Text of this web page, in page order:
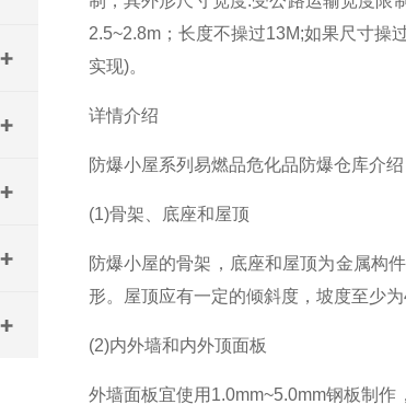
2.5~2.8m；长度不操过13M;如果尺寸操
实现)。
详情介绍
防爆小屋系列易燃品危化品防爆仓库介绍
(1)骨架、底座和屋顶
防爆小屋的骨架，底座和屋顶为金属构
形。屋顶应有一定的倾斜度，坡度至少
(2)内外墙和内外顶面板
外墙面板宜使用1.0mm~5.0mm钢板制